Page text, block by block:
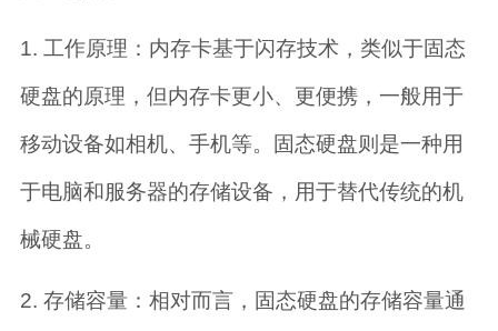
1. 工作原理：内存卡基于闪存技术，类似于固态
硬盘的原理，但内存卡更小、更便携，一般用于
移动设备如相机、手机等。固态硬盘则是一种用
于电脑和服务器的存储设备，用于替代传统的机
械硬盘。
2. 存储容量：相对而言，固态硬盘的存储容量通